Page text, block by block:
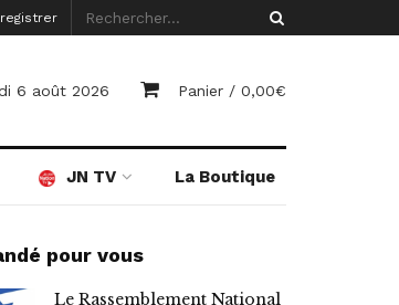
6 août 2026 Panier / 0,00€
JN TV La Boutique
pour vous
Le Rassemblement National